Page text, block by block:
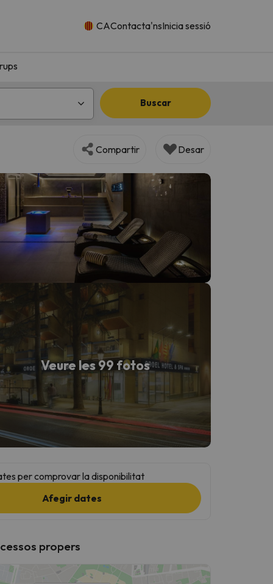
CAContacta'nsInicia sessió
Buscar
Compartir Desar
Veure les 99 fotos
per comprovar la disponibilitat
Afegir dates
propers